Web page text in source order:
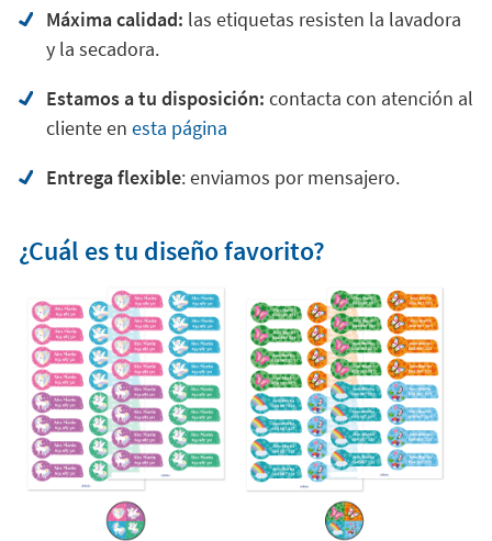
Máxima calidad: las etiquetas resisten la lavadora
y la secadora.
Estamos a tu disposición: contacta con atención al
cliente en esta página
Entrega flexible: enviamos por mensajero.
¿Cuál es tu diseño favorito?